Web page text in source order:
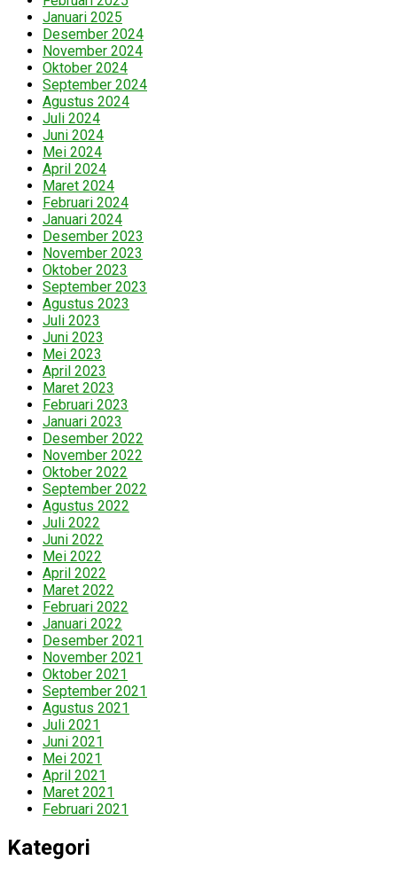
Januari 2025
Desember 2024
November 2024
Oktober 2024
September 2024
Agustus 2024
Juli 2024
Juni 2024
Mei 2024
April 2024
Maret 2024
Februari 2024
Januari 2024
Desember 2023
November 2023
Oktober 2023
September 2023
Agustus 2023
Juli 2023
Juni 2023
Mei 2023
April 2023
Maret 2023
Februari 2023
Januari 2023
Desember 2022
November 2022
Oktober 2022
September 2022
Agustus 2022
Juli 2022
Juni 2022
Mei 2022
April 2022
Maret 2022
Februari 2022
Januari 2022
Desember 2021
November 2021
Oktober 2021
September 2021
Agustus 2021
Juli 2021
Juni 2021
Mei 2021
April 2021
Maret 2021
Februari 2021
Kategori